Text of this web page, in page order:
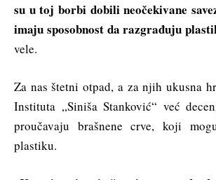
su u toj borbi dobili neočekivane
imaju sposobnost da razgrađuju
vele.
Za nas štetni otpad, a za njih ukusna
Instituta „Siniša Stanković“ već
proučavaju brašnene crve, koji
plastiku.